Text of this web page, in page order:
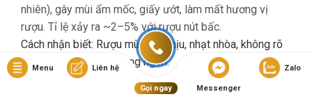
nhiên), gây mùi ẩm mốc, giấy ướt, làm mất hương vị
rượu. Tỉ lệ xảy ra ~2–5% với rượu nút bấc.
Cách nhận biết: Rượu mùi khó chịu, nhạt nhòa, không rõ
hương trái cây dù là vang ngon.
Nếu gặp lỗi này, bạn nên liên hệ cửa hàng đổi trả (nếu có
Menu Liên hệ
Gọi ngay Messenger
Zalo